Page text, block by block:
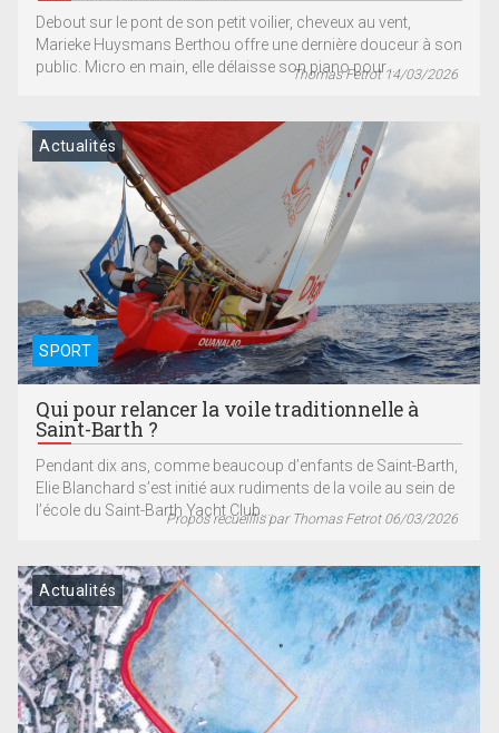
Debout sur le pont de son petit voilier, cheveux au vent,
Marieke Huysmans Berthou offre une dernière douceur à son
public. Micro en main, elle délaisse son piano pour...
Thomas Fetrot 14/03/2026
SPORT
Actualités
Qui pour relancer la voile traditionnelle à
Saint-Barth ?
Pendant dix ans, comme beaucoup d’enfants de Saint-Barth,
Elie Blanchard s’est initié aux rudiments de la voile au sein de
l’école du Saint-Barth Yacht Club....Propos recueillis par Thomas Fetrot 06/03/2026
Actualités